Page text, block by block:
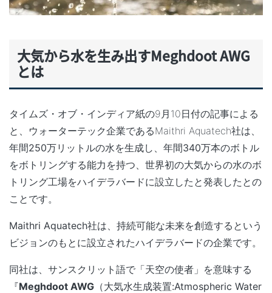
大気から水を生み出すMeghdoot AWG
とは
タイムズ・オブ・インディア紙の9月10日付の記事による
と、ウォーターテック企業であるMaithri Aquatech社は、
年間250万リットルの水を生成し、年間340万本のボトル
をボトリングする能力を持つ、 世界初の大気からの水のボ
トリング工場をハイデラバードに設立 したと発表したとの
ことです。
Maithri Aquatech社は、持続可能な未来を創造するという
ビジョンのもとに設立されたハイデラバードの企業です。
同社は、サンスクリット語で「天空の使者」を意味する
『Meghdoot AWG （大気水生成装置:Atmospheric Water